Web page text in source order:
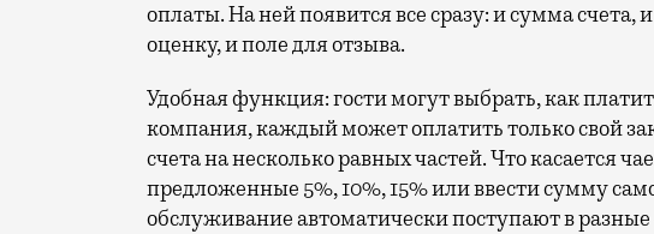
оплаты. На ней появится все сразу: и сумма счета,
оценку, и поле для отзыва.
Удобная функция: гости могут выбрать, как
компания, каждый может оплатить только свой
счета на несколько равных частей. Что касается
предложенные 5%, 10%, 15% или ввести сумму
обслуживание автоматически поступают в